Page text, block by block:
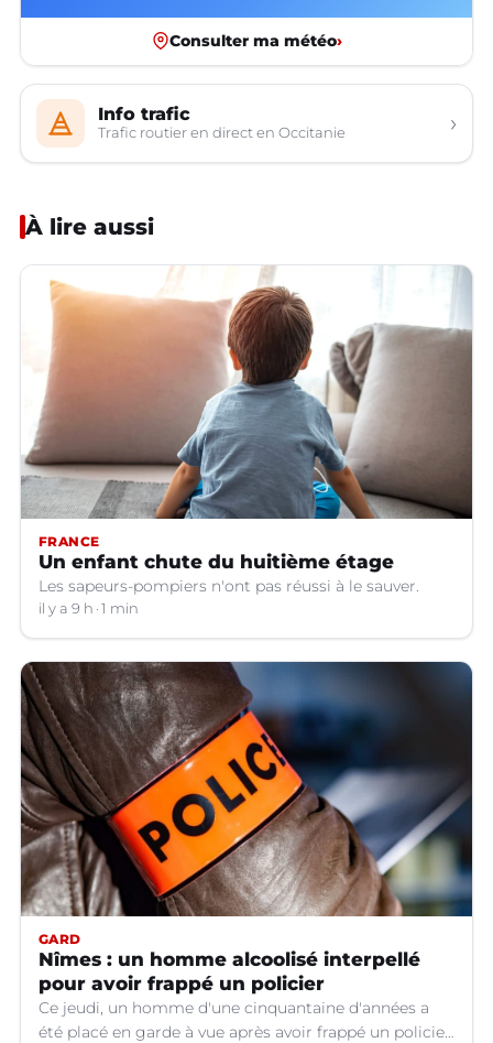
Consulter ma météo›
Info trafic
Trafic routier en direct en Occitanie ›
À lire aussi
FRANCE
Un enfant chute du huitième étage
Les sapeurs-pompiers n'ont pas réussi à le sauver.
il y a 9 h 1 min
GARD
Nîmes : un homme alcoolisé interpellé
pour avoir frappé un policier
Ce jeudi, un homme d'une cinquantaine d'années a
été placé en garde à vue après avoir frappé un policier